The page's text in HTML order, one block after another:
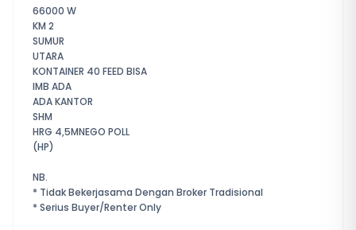
66000 W
KM 2
SUMUR
UTARA
KONTAINER 40 FEED BISA
IMB ADA
ADA KANTOR
SHM
HRG 4,5MNEGO POLL
(HP)
NB.
* Tidak Bekerjasama Dengan Broker Tradisional
* ⁠Serius Buyer/Renter Only